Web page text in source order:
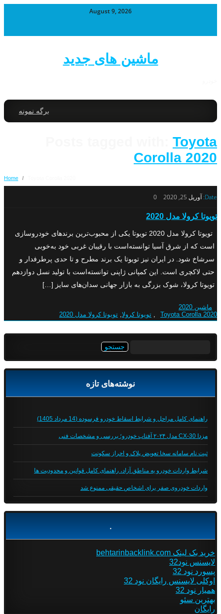
August 9, 2026
ماشین های جدید
برگه نمونه
Toyota
Corolla 2020
Home /
Date: آوریل 25, 2020 0
تویوتا کرولا مدل 2020
تویوتا کرولا مدل 2020 تویوتا یکی از محبوب‌ترین برندهای خودروسازی
است که از شرق آسیا توانسته‌است با رقیبان غربی خود به‌خوبی
سرشاخ شود. در ایران نیز تویوتا یک برند مطرح و تا حدی پرطرفدار و
حتی لاکچری است. این کمپانی ژاپنی توانسته‌است با تولید نسل دوازدهم
تویوتا کرولا، شوک بزرگی به بازار جهانی سدان‌های سایز […]
ماشین 2020
Toyota Corolla 2020
, تویوتا کرولا, تویوتا کرولا مدل 2020
نوشته‌های تازه
راهنمای کامل مراحل و شرایط اسقاط خودرو فرسوده (14 مرداد 1405)
مزدا CX-30 مدل ۲۰۲۴ آفتاب خودرو؛ بررسی و مشخصات فنی
ثبت نام سامانه سخا تعویض پلاک و احراز سکونت
شرایط واردات خودرو به مناطق آزاد، راهنمای کامل قوانین و محدودیت ها
واردات خودروی صفر برای اشخاص حقیقی ممنوع شد
.
خرید بک لینک behtarinbacklink.com
لایسنس نود32
پسورد نود 32
اوکلی لایسنس رایگان نود 32
همیار نود 32
بهترین سئو
رایگان